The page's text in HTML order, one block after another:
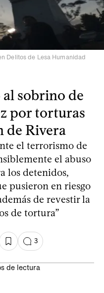
Delitos de Lesa Humanidad
sobrino de
por torturas
de Rivera
el terrorismo de
el abuso
los detenidos,
pusieron en riesgo
de revestir la
de tortura”
3
de lectura